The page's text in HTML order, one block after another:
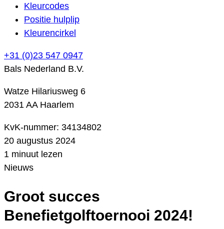
Kleurcodes
Positie hulplip
Kleurencirkel
+31 (0)23 547 0947
Bals Nederland B.V.
Watze Hilariusweg 6
2031 AA Haarlem
KvK-nummer: 34134802
20 augustus 2024
1 minuut lezen
Nieuws
Groot succes
Benefietgolftoernooi 2024!